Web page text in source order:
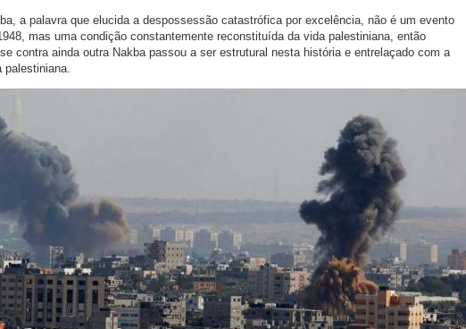
a palavra que elucida a despossessão catastrófica por excelência, não é um evento
mas uma condição constantemente reconstituída da vida palestiniana, então
contra ainda outra Nakba passou a ser estrutural nesta história e entrelaçado com a
palestiniana.